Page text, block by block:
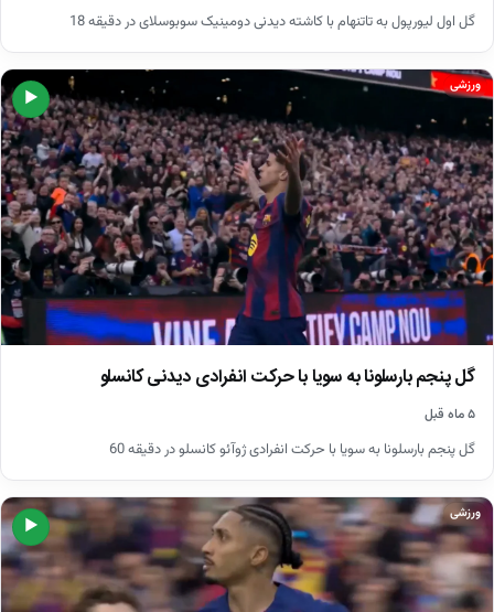
گل اول لیورپول به تاتنهام با کاشته دیدنی دومینیک سوبوسلای در دقیقه 18
▶
ورزشی
گل پنجم بارسلونا به سویا با حرکت انفرادی دیدنی کانسلو
۵ ماه قبل
گل پنجم بارسلونا به سویا با حرکت انفرادی ژوآئو کانسلو در دقیقه 60
▶
ورزشی